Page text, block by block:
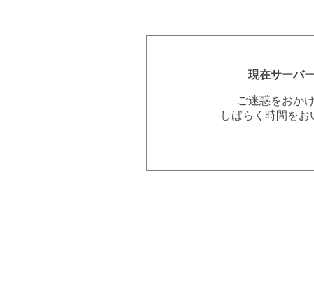
現在サーバ
ご迷惑をおか
しばらく時間を